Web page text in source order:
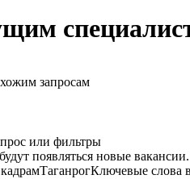
запросам
или фильтры
появляться новые
ТаганрогКлючевые слова